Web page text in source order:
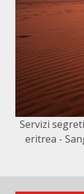
Servizi
eritrea -